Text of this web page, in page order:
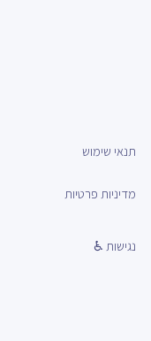
תנאי שימוש
מדיניות פרטיות
נגישות ♿